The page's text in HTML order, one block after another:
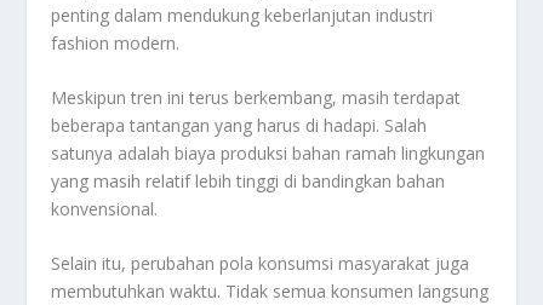
penting dalam mendukung keberlanjutan industri
fashion modern.
Meskipun tren ini terus berkembang, masih terdapat
beberapa tantangan yang harus di hadapi. Salah
satunya adalah biaya produksi bahan ramah lingkungan
yang masih relatif lebih tinggi di bandingkan bahan
konvensional.
Selain itu, perubahan pola konsumsi masyarakat juga
membutuhkan waktu. Tidak semua konsumen langsung